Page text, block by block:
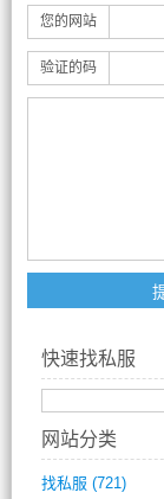
您的网站
验证的码
快速找私服
网站分类
找私服 (721)